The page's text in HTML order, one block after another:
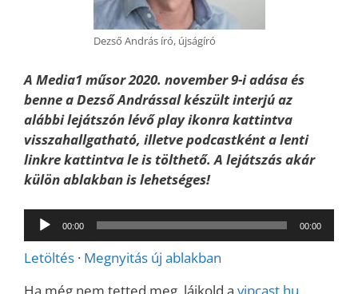
Dezső András író, újságíró
A Media1 műsor 2020. november 9-i adása és
benne a Dezső Andrással készült interjúaz
alábbi lejátszón lévő play ikonra kattintva
visszahallgatható, illetve podcastként a lenti
linkre kattintva le is tölthető. A lejátszás akár
külön ablakban is lehetséges!
Audió
lejátszó
00:00 00:00
Letöltés · Megnyitás új ablakban